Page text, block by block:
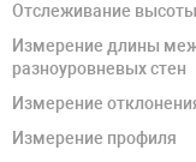
Отслеживание высоты
Измерение длины
разноуровневых стен
Измерение
Измерение профиля